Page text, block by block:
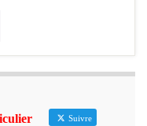
Suivre